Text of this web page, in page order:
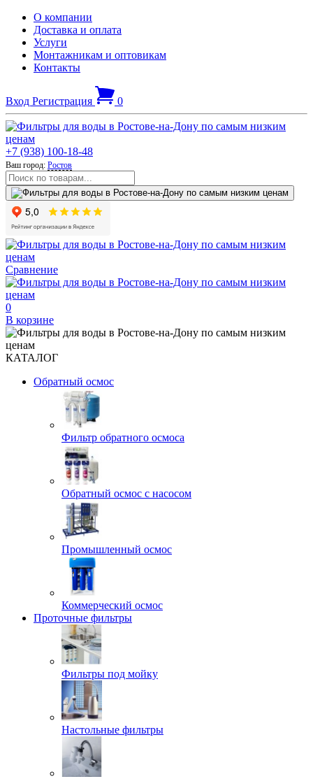
О компании
Доставка и оплата
Услуги
Монтажникам и оптовикам
Контакты
Вход Регистрация 0
+7 (938) 100-18-48
Ваш город: Ростов
Сравнение
0
В корзине
КАТАЛОГ
Обратный осмос
Фильтр обратного осмоса
Обратный осмос с насосом
Промышленный осмос
Коммерческий осмос
Проточные фильтры
Фильтры под мойку
Настольные фильтры